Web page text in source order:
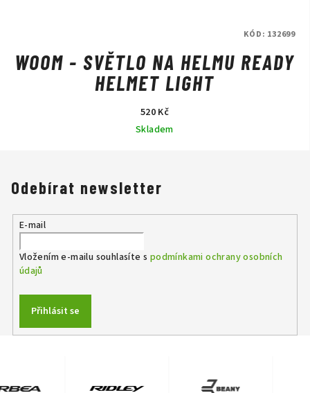
WOOM - SVĚTLO NA HELMU READY
HELMET LIGHT
520 Kč
Skladem
KÓD: 132699
Odebírat newsletter
E-mail
Vložením e-mailu souhlasíte s podmínkami ochrany osobních
údajů
Přihlásit se